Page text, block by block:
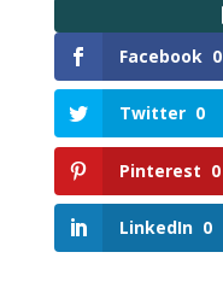
Facebook 0
Twitter 0
Pinterest 0
LinkedIn 0